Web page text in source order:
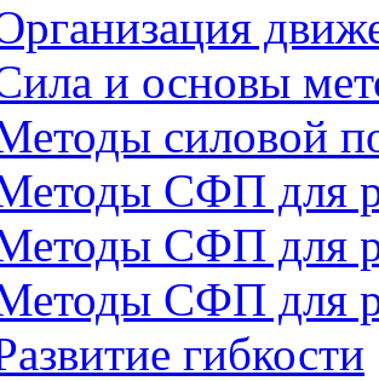
и основы
силовой
СФП для
СФП для
СФП для
гибкости